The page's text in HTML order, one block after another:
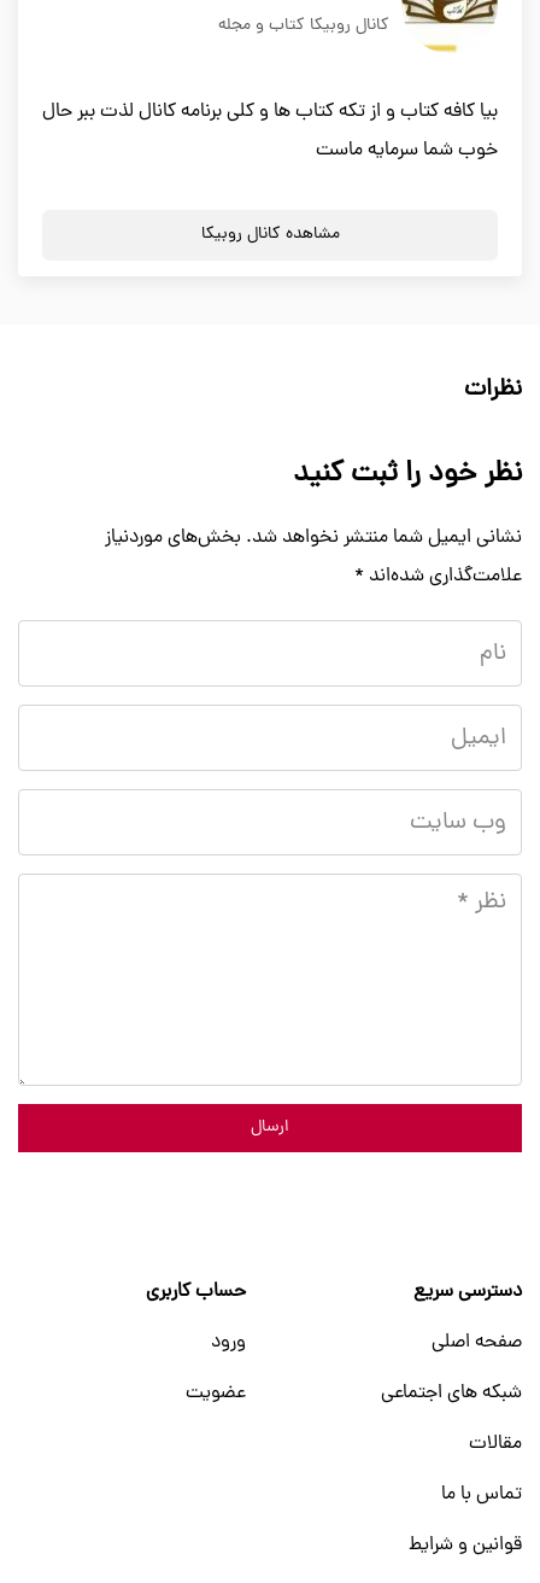
کانال روبیکا کتاب و مجله
بیا کافه کتاب و از تکه کتاب ها و کلی برنامه کانال لذت ببر حال
خوب شما سرمایه ماست
مشاهده کانال روبیکا
نظرات
نظر خود را ثبت کنید
نشانی ایمیل شما منتشر نخواهد شد. بخش‌های موردنیاز
علامت‌گذاری شده‌اند *
ارسال
دسترسی سریع
صفحه اصلی
شبکه های اجتماعی
مقالات
تماس با ما
قوانین و شرایط
حساب کاربری
ورود
عضویت